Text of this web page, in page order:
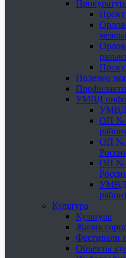
Полезно
УМВД
УМВД
ОП №
ОП №
ОП №
УМВД
район)
Культура
Культура
Жизнь
Фестивали
Объекты